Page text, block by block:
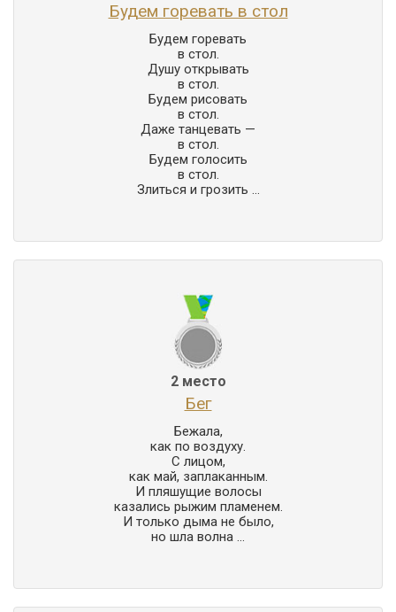
Будем горевать в стол
Будем горевать
в стол.
Душу открывать
в стол.
Будем рисовать
в стол.
Даже танцевать —
в стол.
Будем голосить
в стол.
Злиться и грозить ...
2 место
Бег
Бежала,
как по воздуху.
С лицом,
как май, заплаканным.
И пляшущие волосы
казались рыжим пламенем.
И только дыма не было,
но шла волна ...